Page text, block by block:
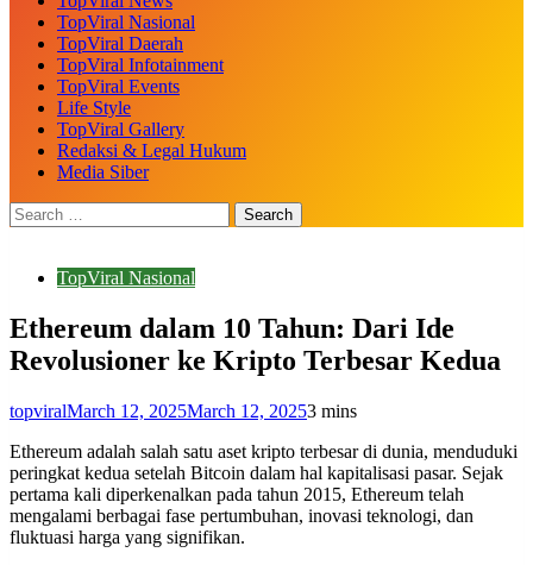
TopViral Nasional
TopViral Daerah
TopViral Infotainment
TopViral Events
Life Style
TopViral Gallery
Redaksi & Legal Hukum
Media Siber
TopViral Nasional
Ethereum dalam 10 Tahun: Dari Ide
Revolusioner ke Kripto Terbesar Kedua
topviralMarch 12, 2025March 12, 20253 mins
Ethereum adalah salah satu aset kripto terbesar di dunia, menduduki
peringkat kedua setelah Bitcoin dalam hal kapitalisasi pasar. Sejak
pertama kali diperkenalkan pada tahun 2015, Ethereum telah
mengalami berbagai fase pertumbuhan, inovasi teknologi, dan
fluktuasi harga yang signifikan.